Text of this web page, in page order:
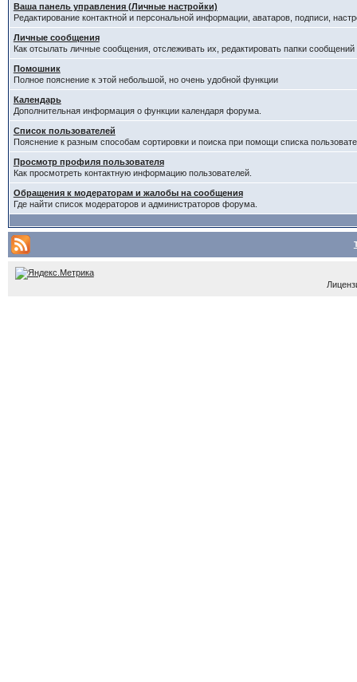
Ваша панель управления (Личные настройки)
Редактирование контактной и персональной информации, аватаров, подписи,
Личные сообщения
Как отсылать личные сообщения, отслеживать их, редактировать папки
Помошник
Полное пояснение к этой небольшой, но очень удобной функции
Календарь
Дополнительная информация о функции календаря форума.
Список пользователей
Пояснение к разным способам сортировки и поиска при помощи списка
Просмотр профиля пользователя
Как просмотреть контактную информацию пользователей.
Обращения к модераторам и жалобы на сообщения
Где найти список модераторов и администраторов форума.